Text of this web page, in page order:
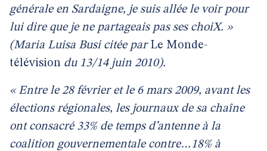
générale en Sardaigne, je suis allée le voir pour
lui dire que je ne partageais pas ses choiX. »
(Maria Luisa Busi citée par Le Monde-
télévision du 13/14 juin 2010).
« Entre le 28 février et le 6 mars 2009, avant les
élections régionales, les journaux de sa chaîne
ont consacré 33% de temps d’antenne à la
coalition gouvernementale contre…18% à